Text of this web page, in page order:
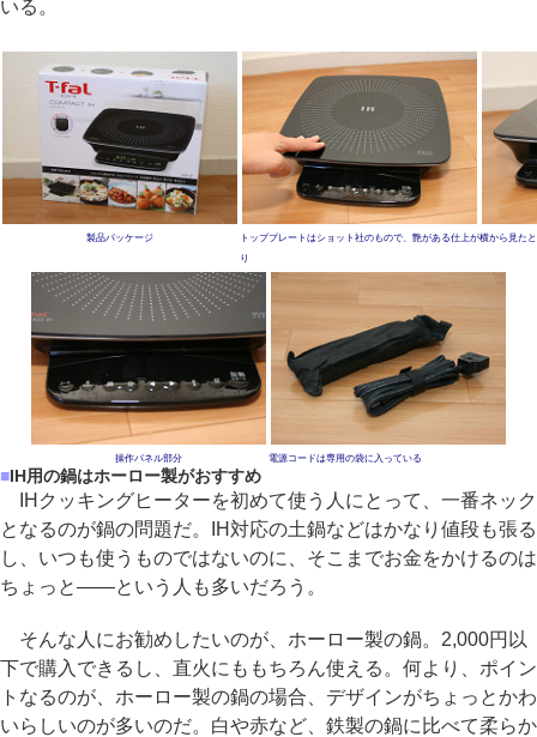
いる。
製品パッケージ
トッププレートはショット社のもので、艶がある仕上が
り
横から見た
操作パネル部分 電源コードは専用の袋に入っている
■IH用の鍋はホーロー製がおすすめ
IHクッキングヒーターを初めて使う人にとって、一番ネック
となるのが鍋の問題だ。IH対応の土鍋などはかなり値段も張る
し、いつも使うものではないのに、そこまでお金をかけるのは
ちょっと――という人も多いだろう。
そんな人にお勧めしたいのが、ホーロー製の鍋。2,000円以
下で購入できるし、直火にももちろん使える。何より、ポイン
トなるのが、ホーロー製の鍋の場合、デザインがちょっとかわ
いらしいのが多いのだ。白や赤など、鉄製の鍋に比べて柔らか